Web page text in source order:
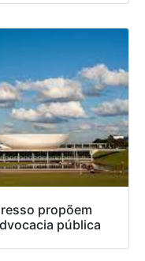
propõem
pública